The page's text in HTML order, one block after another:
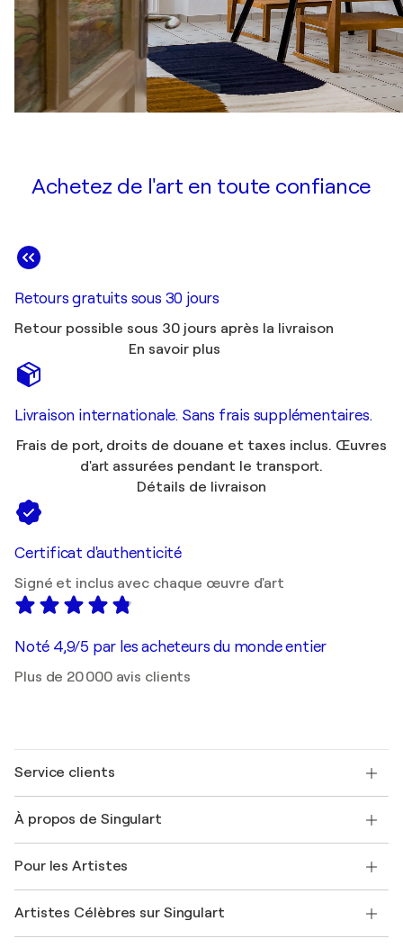
Achetez de l'art en toute confiance
Retours gratuits sous 30 jours
Retour possible sous 30 jours après la livraison
En savoir plus
Livraison internationale. Sans frais supplémentaires.
Frais de port, droits de douane et taxes inclus. Œuvres
d'art assurées pendant le transport.
Détails de livraison
Certificat d'authenticité
Signé et inclus avec chaque œuvre d'art
Noté 4,9/5 par les acheteurs du monde entier
Plus de 20 000 avis clients
Service clients
Expédition
Offrir une carte cadeau
Rejoignez notre programme commercial
Mon compte
+33 1 76 44 06 42
À propos de Singulart
FAQ
Magazine Singulart
Emplois
Pour les Artistes
Se connecter en tant qu'Artiste
Artistes Célèbres sur Singulart